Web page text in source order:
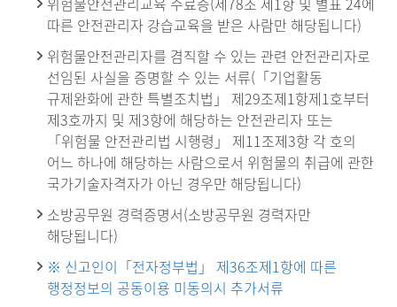
따른 안전관리자 강습교육을 받은 사람만 해당됩니다)
위험물안전관리자를 겸직할 수 있는 관련 안전관리자로
선임된 사실을 증명할 수 있는 서류(「기업활동
규제완화에 관한 특별조치법」 제29조제1항제1호부터
제3호까지 및 제3항에 해당하는 안전관리자 또는
「위험물 안전관리법 시행령」 제11조제3항 각 호의
어느 하나에 해당하는 사람으로서 위험물의 취급에 관한
국가기술자격자가 아닌 경우만 해당됩니다)
소방공무원 경력증명서(소방공무원 경력자만
해당됩니다)
※ 신고인이「전자정부법」 제36조제1항에 따른
행정정보의 공동이용 미동의시 추가서류